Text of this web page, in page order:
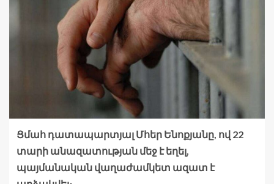
Ցմահ դատապարտյալ Մհեր Ենոքյանը, ով 22
տարի անազատության մեջ է եղել,
պայմանական վաղաժամկետ ազատ է